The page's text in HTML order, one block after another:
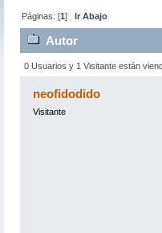
Páginas: [1]Ir Abajo
Autor
0 Usuarios y 1 Visitante están
neofidodido
Visitante